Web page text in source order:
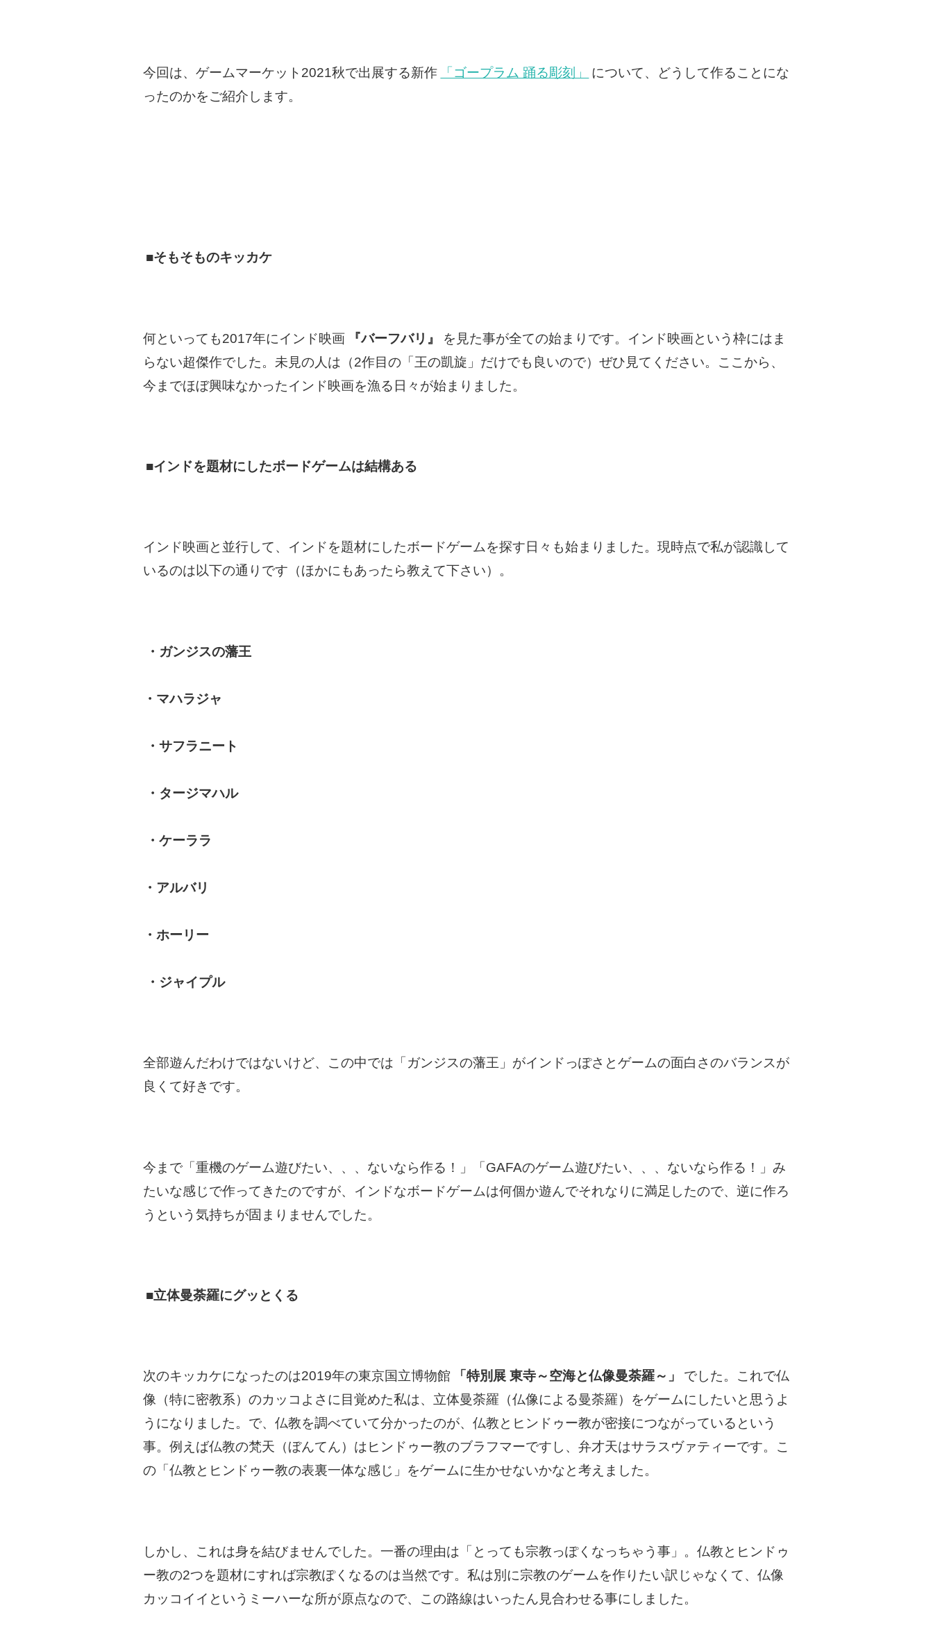
今回は、ゲームマーケット2021秋で出展する新作 「ゴープラム 踊る彫刻」
について、どうして作ることにな
ったのかをご紹介します。
■そもそものキッカケ
何といっても2017年にインド映画 『バーフバリ』
を見た事が全ての始まりです。インド映画という枠にはま
らない超傑作でした。未見の人は（2作目の「王の凱旋」だけでも良いので）ぜひ見てください。ここから、
今までほぼ興味なかったインド映画を漁る日々が始まりました。
■インドを題材にしたボードゲームは結構ある
インド映画と並行して、インドを題材にしたボードゲームを探す日々も始まりました。現時点で私が認識して
いるのは以下の通りです（ほかにもあったら教えて下さい）。
・ガンジスの藩王
・マハラジャ
・サフラニート
・タージマハル
・ケーララ
・アルバリ
・ホーリー
・ジャイプル
全部遊んだわけではないけど、この中では「ガンジスの藩王」がインドっぽさとゲームの面白さのバランスが
良くて好きです。
今まで「重機のゲーム遊びたい、、、ないなら作る！」「GAFAのゲーム遊びたい、、、ないなら作る！」み
たいな感じで作ってきたのですが、インドなボードゲームは何個か遊んでそれなりに満足したので、逆に作ろ
うという気持ちが固まりませんでした。
■立体曼荼羅にグッとくる
次のキッカケになったのは2019年の東京国立博物館 「特別展 東寺～空海と仏像曼荼羅～」
でした。これで仏
像（特に密教系）のカッコよさに目覚めた私は、立体曼荼羅（仏像による曼荼羅）をゲームにしたいと思うよ
うになりました。で、仏教を調べていて分かったのが、仏教とヒンドゥー教が密接につながっているという
事。例えば仏教の梵天（ぼんてん）はヒンドゥー教のブラフマーですし、弁才天はサラスヴァティーです。こ
の「仏教とヒンドゥー教の表裏一体な感じ」をゲームに生かせないかなと考えました。
しかし、これは身を結びませんでした。一番の理由は「とっても宗教っぽくなっちゃう事」。仏教とヒンドゥ
ー教の2つを題材にすれば宗教ぽくなるのは当然です。私は別に宗教のゲームを作りたい訳じゃなくて、仏像
カッコイイというミーハーな所が原点なので、この路線はいったん見合わせる事にしました。